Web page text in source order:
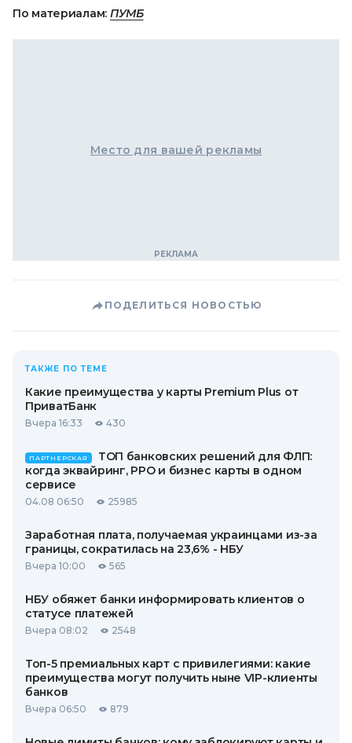
По материалам: ПУМБ
Место для вашей рекламы
ПОДЕЛИТЬСЯ НОВОСТЬЮ
ТАКЖЕ ПО ТЕМЕ
Какие преимущества у карты Premium Plus от
ПриватБанк
Вчера 16:33 430
ПАРТНЕРСКАЯ
ТОП банковских решений для ФЛП:
когда эквайринг, РРО и бизнес карты в одном
сервисе
04.08 06:50 25985
Заработная плата, получаемая украинцами из-за
границы, сократилась на 23,6% - НБУ
Вчера 10:00 565
НБУ обяжет банки информировать клиентов о
статусе платежей
Вчера 08:02 2548
Топ-5 премиальных карт с привилегиями: какие
преимущества могут получить ныне VIP-клиенты
банков
Вчера 06:50 879